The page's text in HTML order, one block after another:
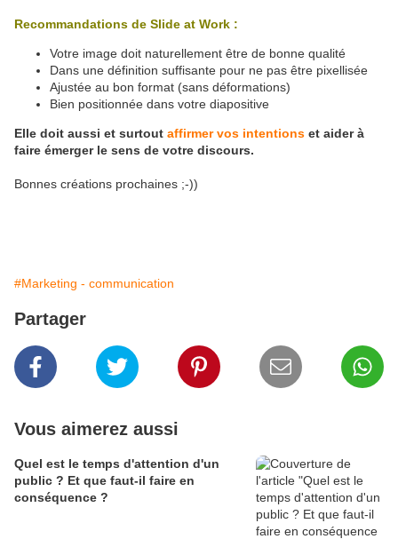
Recommandations de Slide at Work :
Votre image doit naturellement être de bonne qualité
Dans une définition suffisante pour ne pas être pixellisée
Ajustée au bon format (sans déformations)
Bien positionnée dans votre diapositive
Elle doit aussi et surtout affirmer vos intentions et aider à
faire émerger le sens de votre discours.
Bonnes créations prochaines ;-))
#Marketing - communication
Partager
Vous aimerez aussi
Quel est le temps d'attention d'un
public ? Et que faut-il faire en
conséquence ?